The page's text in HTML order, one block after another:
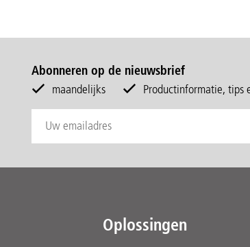
Abonneren op de nieuwsbrief
maandelijks
Productinformatie, tips
Oplossingen